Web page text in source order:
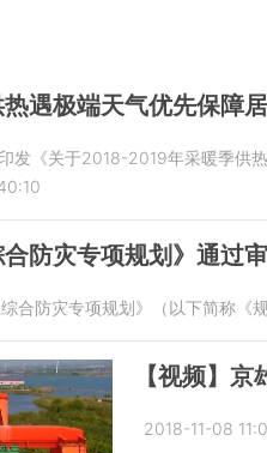
遇极端天气优先保障
发《关于2018-2019年采暖季供
防灾专项规划》通过
合防灾专项规划》（以下简称《
【视频】
2018-11-08